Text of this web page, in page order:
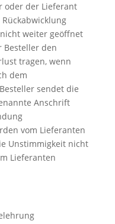
oder der Lieferant
weiter geöffnet
Besteller den
tragen, wenn
dem
sendet die
Anschrift
vom Lieferanten
Unstimmigkeit nicht
Lieferanten